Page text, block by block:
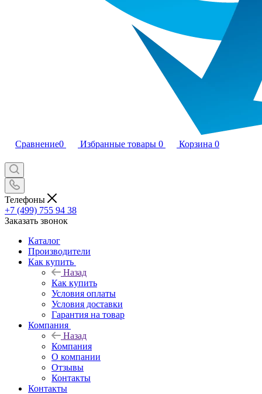
Сравнение0 Избранные товары 0 Корзина 0
Телефоны
+7 (499) 755 94 38
Заказать звонок
Каталог
Производители
Как купить
Назад
Как купить
Условия оплаты
Условия доставки
Гарантия на товар
Компания
Назад
Компания
О компании
Отзывы
Контакты
Контакты